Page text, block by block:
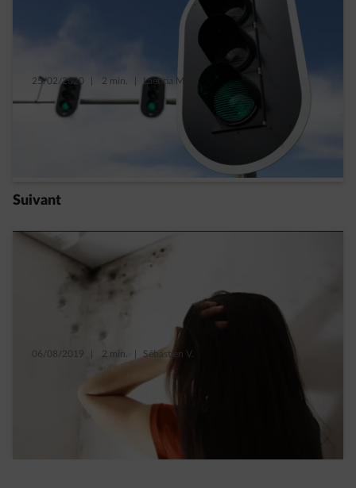
25/02/2020 2 min. Laetitia M.
Énergie Info Wallonie attribue 9 feux verts
à ENGIE pour ses conditions générales
Suivant
06/08/2019 2 min. Sébastien V.
5 dégâts des eaux qu’on ne voudrait pas
avoir chez soi